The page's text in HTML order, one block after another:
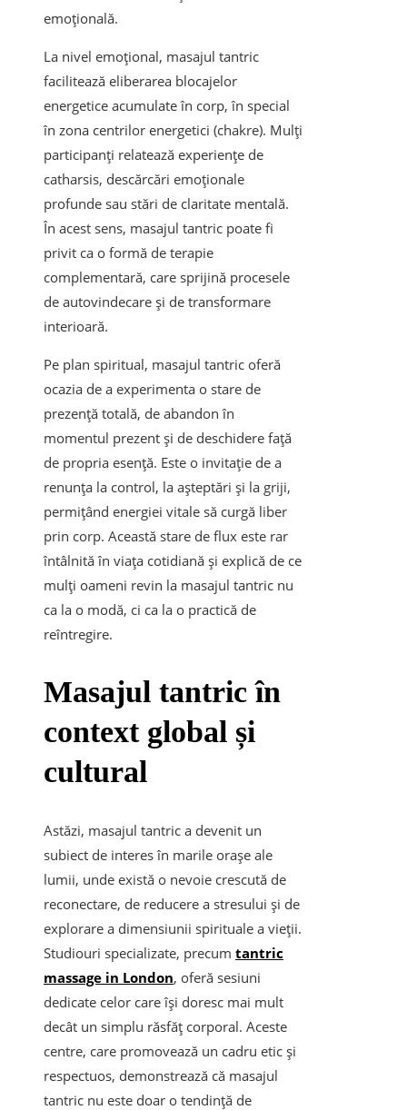
emoțională.
La nivel emoțional, masajul tantric
facilitează eliberarea blocajelor
energetice acumulate în corp, în special
în zona centrilor energetici (chakre). Mulți
participanți relatează experiențe de
catharsis, descărcări emoționale
profunde sau stări de claritate mentală.
În acest sens, masajul tantric poate fi
privit ca o formă de terapie
complementară, care sprijină procesele
de autovindecare și de transformare
interioară.
Pe plan spiritual, masajul tantric oferă
ocazia de a experimenta o stare de
prezență totală, de abandon în
momentul prezent și de deschidere față
de propria esență. Este o invitație de a
renunța la control, la așteptări și la griji,
permițând energiei vitale să curgă liber
prin corp. Această stare de flux este rar
întâlnită în viața cotidiană și explică de ce
mulți oameni revin la masajul tantric nu
ca la o modă, ci ca la o practică de
reîntregire.
Masajul tantric în
context global și
cultural
Astăzi, masajul tantric a devenit un
subiect de interes în marile orașe ale
lumii, unde există o nevoie crescută de
reconectare, de reducere a stresului și de
explorare a dimensiunii spirituale a vieții.
Studiouri specializate, precum tantric
massage in London, oferă sesiuni
dedicate celor care își doresc mai mult
decât un simplu răsfăț corporal. Aceste
centre, care promovează un cadru etic și
respectuos, demonstrează că masajul
tantric nu este doar o tendință de